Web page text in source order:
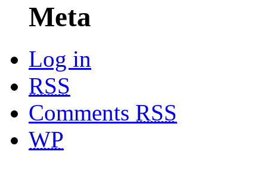
Meta
Log in
RSS
Comments RSS
WP